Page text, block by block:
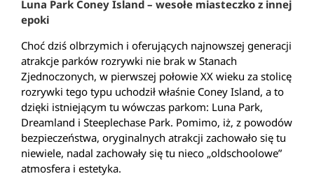
Luna Park Coney Island – wesołe miasteczko z innej
epoki
Choć dziś olbrzymich i oferujących najnowszej generacji
atrakcje parków rozrywki nie brak w Stanach
Zjednoczonych, w pierwszej połowie XX wieku za stolicę
rozrywki tego typu uchodził właśnie Coney Island, a to
dzięki istniejącym tu wówczas parkom: Luna Park,
Dreamland i Steeplechase Park. Pomimo, iż, z powodów
bezpieczeństwa, oryginalnych atrakcji zachowało się tu
niewiele, nadal zachowały się tu nieco „oldschoolowe”
atmosfera i estetyka.